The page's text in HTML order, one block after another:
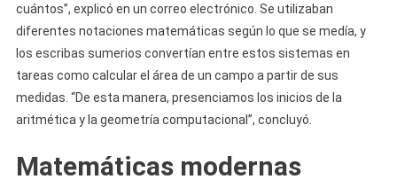
cuántos”, explicó en un correo electrónico. Se utilizaban
diferentes notaciones matemáticas según lo que se medía, y
los escribas sumerios convertían entre estos sistemas en
tareas como calcular el área de un campo a partir de sus
medidas. “De esta manera, presenciamos los inicios de la
aritmética y la geometría computacional”, concluyó.
Matemáticas modernas